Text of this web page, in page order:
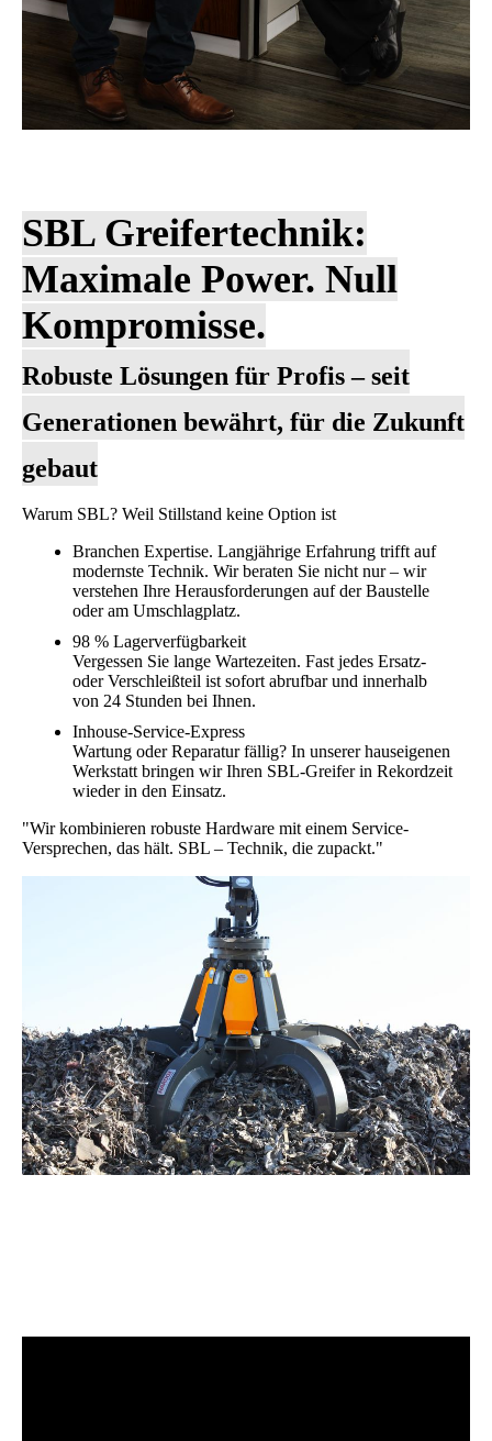
SBL Greifertechnik:
Maximale Power. Null
Kompromisse.
Robuste Lösungen für Profis – seit
Generationen bewährt, für die Zukunft
gebaut
Warum SBL? Weil Stillstand keine Option ist
Branchen Expertise. Langjährige Erfahrung trifft auf
modernste Technik. Wir beraten Sie nicht nur – wir
verstehen Ihre Herausforderungen auf der Baustelle
oder am Umschlagplatz.
98 % Lagerverfügbarkeit
Vergessen Sie lange Wartezeiten. Fast jedes Ersatz-
oder Verschleißteil ist sofort abrufbar und innerhalb
von 24 Stunden bei Ihnen.
Inhouse-Service-Express
Wartung oder Reparatur fällig? In unserer hauseigenen
Werkstatt bringen wir Ihren SBL-Greifer in Rekordzeit
wieder in den Einsatz.
"Wir kombinieren robuste Hardware mit einem Service-
Versprechen, das hält. SBL – Technik, die zupackt."